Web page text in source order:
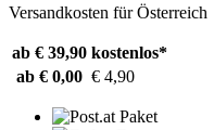
Versandkosten für Österreich
ab € 39,90 kostenlos*
ab € 0,00 € 4,90